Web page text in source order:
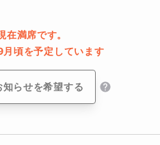
だけでなく、日本語で考える力
えるのか」を一緒に考えるこ
。
在満席です。
頃を予定しています
らせを希望する